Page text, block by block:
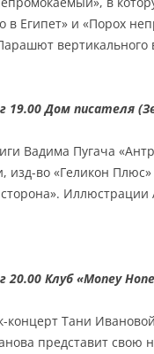
в Египет» и «Порох
вертикального
19.00 Дом писателя
Вадима Пугача
изд-во «Геликон
Иллюстрации
20.00 Клуб «Money
концерт Тани
представит свою